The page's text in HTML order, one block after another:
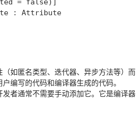
= false)]
: Attribute
如匿名类型、迭代器、异步方法等）而
编写的代码和编译器生成的代码。
者通常不需要手动添加它。它是编译器